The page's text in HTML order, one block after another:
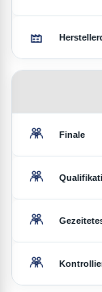
Finale